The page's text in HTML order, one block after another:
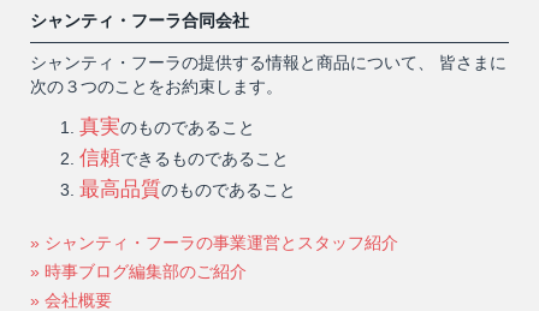
シャンティ・フーラ合同会社
シャンティ・フーラの提供する情報と商品について、 皆さまに
次の３つのことをお約束します。
真実のものであること
信頼できるものであること
最高品質のものであること
» シャンティ・フーラの事業運営とスタッフ紹介
» 時事ブログ編集部のご紹介
» 会社概要